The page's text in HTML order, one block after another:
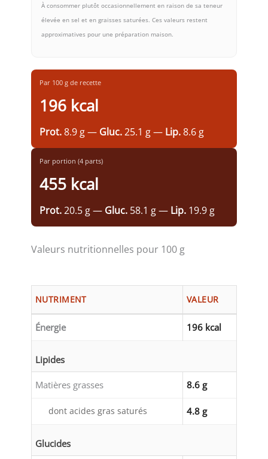
À consommer plutôt occasionnellement en raison de sa teneur
élevée en sel et en graisses saturées. Ces valeurs restent
approximatives pour une préparation maison.
Par 100 g de recette
196 kcal
Prot.8.9 g — Gluc.25.1 g — Lip.8.6 g
Par portion (4 parts)
455 kcal
Prot.20.5 g — Gluc. 58.1 g — Lip. 19.9 g
Valeurs nutritionnelles pour 100 g
NUTRIMENT VALEUR
Énergie 196 kcal
Lipides
Matières grasses 8.6 g
dont acides gras saturés 4.8 g
Glucides